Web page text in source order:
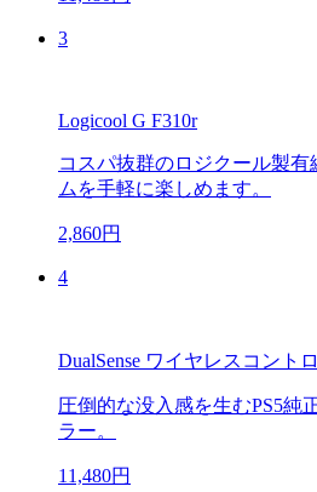
3
Logicool G F310r
コスパ抜群のロジクール製
ムを手軽に楽しめます。
2,860円
4
DualSense ワイヤレスコント
圧倒的な没入感を生むPS5純
ラー。
11,480円